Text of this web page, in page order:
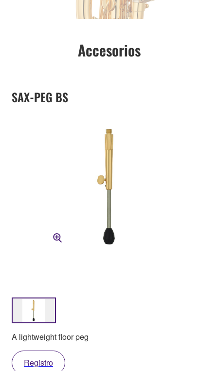
Accesorios
SAX-PEG BS
A lightweight floor peg
Registro